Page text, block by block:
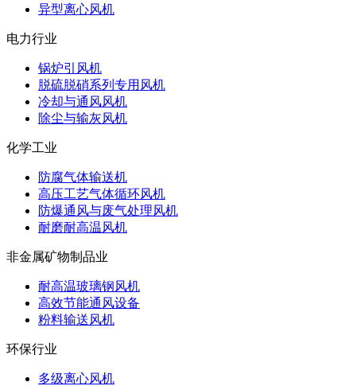
异型离心风机
电力行业
锅炉引风机
脱硫脱硝系列专用风机
冷却与通风风机
除尘与输灰风机
化学工业
防腐气体输送机
高压工艺气体循环风机
防爆通风与废气处理风机
耐磨耐高温风机
非金属矿物制品业
耐高温玻璃钢风机
高效节能通风设备
粉料输送风机
环保行业
多级离心风机